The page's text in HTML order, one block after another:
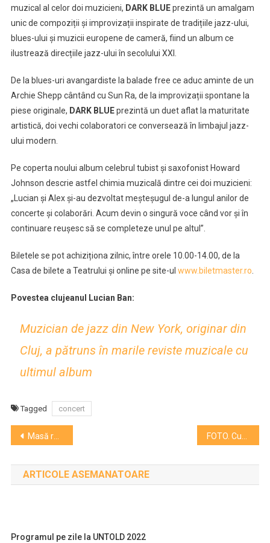
muzical al celor doi muzicieni, DARK BLUEprezintă un amalgam
unic de compoziții și improvizații inspirate de tradițiile jazz-ului,
blues-ului și muzicii europene de cameră, fiind un album ce
ilustrează direcțiile jazz-ului în secolului XXI.
De la blues-uri avangardiste la balade free ce aduc aminte de un
Archie Shepp cântând cu Sun Ra, de la improvizații spontane la
piese originale, DARK BLUEprezintă un duet aflat la maturitate
artistică, doi vechi colaboratori ce conversează în limbajul jazz-
ului modern.
Pe coperta noului album celebrul tubist și saxofonist Howard
Johnson descrie astfel chimia muzicală dintre cei doi muzicieni:
„Lucian și Alex și-au dezvoltat meșteșugul de-a lungul anilor de
concerte și colaborări. Acum devin o singură voce când vor și în
continuare reușesc să se completeze unul pe altul”.
Biletele se pot achiziționa zilnic, între orele 10.00-14.00, de la
Casa de bilete a Teatrului și online pe site-ul www.biletmaster.ro.
Povestea clujeanul Lucian Ban:
Muzician de jazz din New York, originar din
Cluj, a pătruns în marile reviste muzicale cu
ultimul album
Tagged concert
Navigare
în
articole
Masă rotundă la H33: riscurile de a fi în undergroundul anilor 80 FOTO. Curiozitatea a scos clujenii la Noaptea Muzeelor
ARTICOLE ASEMANATOARE
Programul pe zile la UNTOLD 2022